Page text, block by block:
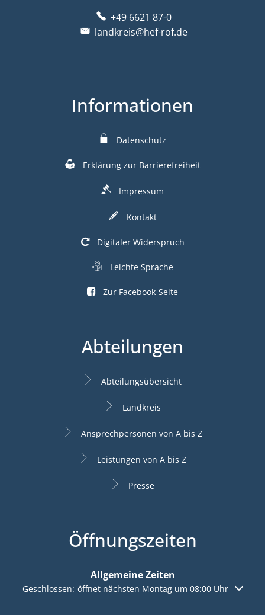
+49 6621 87-0
landkreis@hef-rof.de
Informationen
Datenschutz
Erklärung zur Barrierefreiheit
Impressum
Kontakt
Digitaler Widerspruch
Leichte Sprache
Zur Facebook-Seite
Abteilungen
Abteilungsübersicht
Landkreis
Ansprechpersonen von A bis Z
Leistungen von A bis Z
Presse
Öffnungszeiten
Allgemeine Zeiten
Klicken, um weitere Öffnungs- oder Schließzeiten
Geschlossen: öffnet nächsten Montag um 08:00 Uhr